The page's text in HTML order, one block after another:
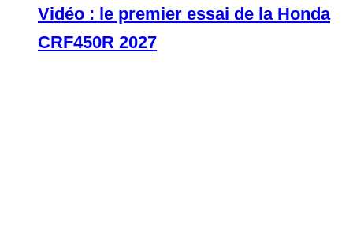
Vidéo : le premier essai de la Honda
CRF450R 2027